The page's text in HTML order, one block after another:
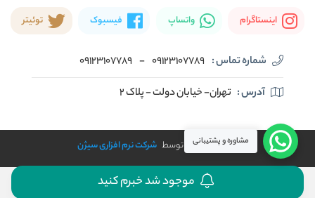
اینستاگرام واتساپ فیسبوک توئیتر
شماره تماس : 09123107789
-
09123107789
آدرس : تهران- خیابان دولت - پلاک ۲
طراحی و توسعه توسط شرکت نرم افزاری سیژن مشاوره و پشتیبانی